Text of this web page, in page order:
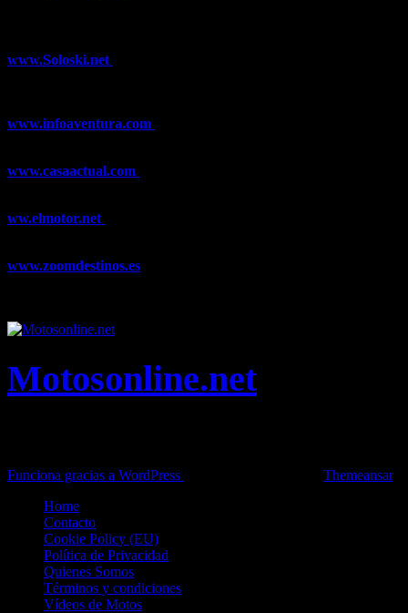
www.Soloski.net
www.infoaventura.com
www.casaactual.com
ww.elmotor.net
www.zoomdestinos.es
Motosonline.net
Funciona gracias a WordPress
Themeansar.
Home
Contacto
Cookie Policy (EU)
Política de Privacidad
Quienes Somos
Términos y condiciones
Vídeos de Motos